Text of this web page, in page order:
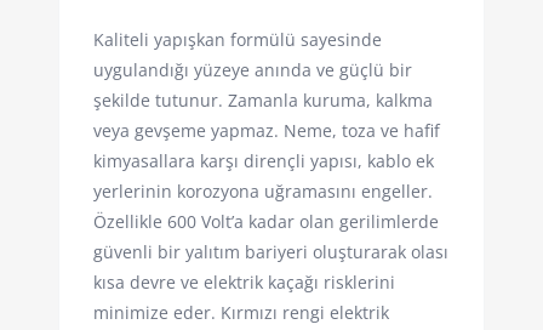
Kaliteli yapışkan formülü sayesinde
uygulandığı yüzeye anında ve güçlü bir
şekilde tutunur. Zamanla kuruma, kalkma
veya gevşeme yapmaz. Neme, toza ve hafif
kimyasallara karşı dirençli yapısı, kablo ek
yerlerinin korozyona uğramasını engeller.
Özellikle 600 Volt’a kadar olan gerilimlerde
güvenli bir yalıtım bariyeri oluşturarak olası
kısa devre ve elektrik kaçağı risklerini
minimize eder. Kırmızı rengi elektrik